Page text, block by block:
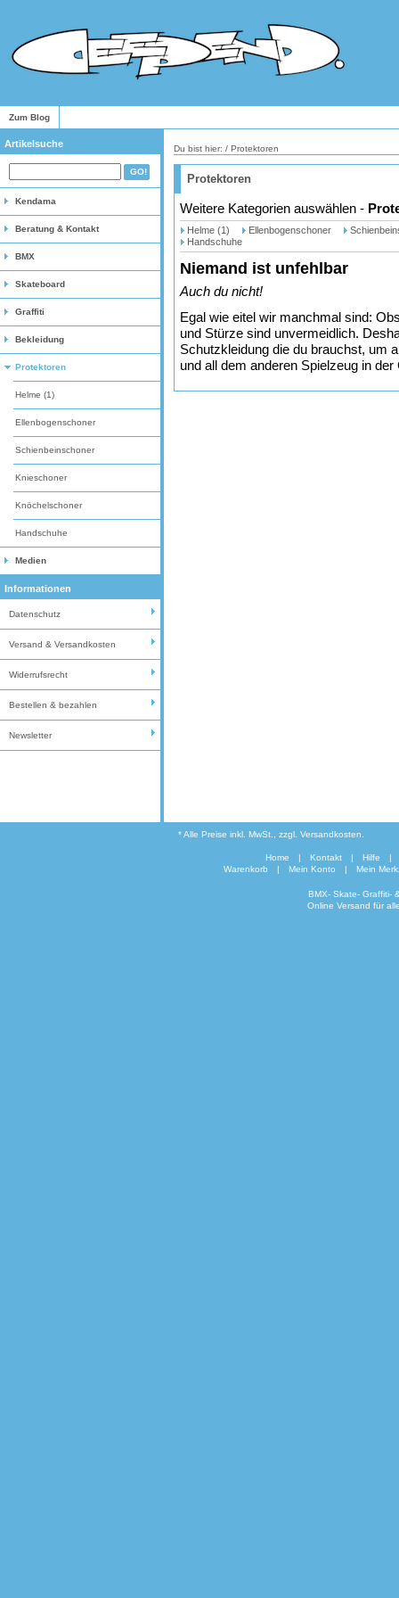
Zum Blog
Artikelsuche
Kendama
Beratung & Kontakt
BMX
Skateboard
Graffiti
Bekleidung
Protektoren
Helme (1)
Ellenbogenschoner
Schienbeinschoner
Knieschoner
Knöchelschoner
Handschuhe
Medien
Informationen
Datenschutz
Versand & Versandkosten
Widerrufsrecht
Bestellen & bezahlen
Newsletter
Du bist hier: / Protektoren
Protektoren
Weitere Kategorien auswählen -
Helme (1) Ellenbogenschoner
Handschuhe
Niemand ist unfehlbar
Auch du nicht!
Egal wie eitel wir manchmal sind:
und Stürze sind unvermeidlich.
Schutzkleidung die du brauchst, um
und all dem anderen Spielzeug in
* Alle Preise inkl. MwSt., zzgl. Versandkosten.
Home | Kontakt | Hilfe
|
Warenkorb
| Mein Konto | Mein
BMX- Skate- Graffiti-
Online Versand für